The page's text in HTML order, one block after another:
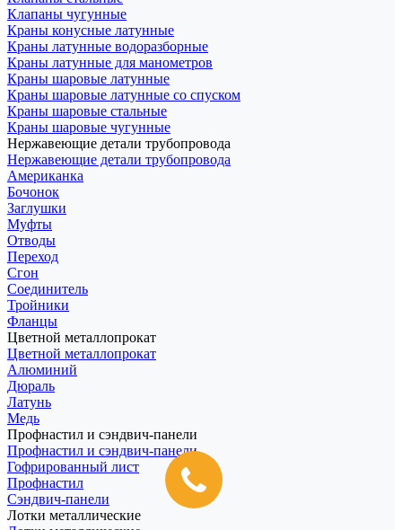
Клапаны чугунные
Краны конусные латунные
Краны латунные водоразборные
Краны латунные для манометров
Краны шаровые латунные
Краны шаровые латунные со спуском
Краны шаровые стальные
Краны шаровые чугунные
Нержавеющие детали трубопровода
Нержавеющие детали трубопровода
Американка
Бочонок
Заглушки
Муфты
Отводы
Переход
Сгон
Соединитель
Тройники
Фланцы
Цветной металлопрокат
Цветной металлопрокат
Алюминий
Дюраль
Латунь
Медь
Профнастил и сэндвич-панели
Профнастил и сэндвич-панели
Гофрированный лист
Профнастил
Сэндвич-панели
Лотки металлические